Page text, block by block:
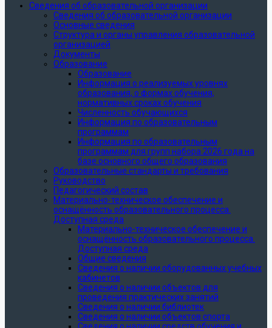
Сведения об образовательной организации
Сведения об образовательной организации
Основные сведения
Структура и органы управления образовательной
организацией
Документы
Образование
Образование
Информация о реализуемых уровнях
образования, о формах обучения,
нормативных сроках обучения
Численность обучающихся
Информация по образовательным
программам
Информация по образовательным
программам для групп набора 2026 года на
базе основного общего образования
Образовательные стандарты и требования
Руководство
Педагогический состав
Материально-техническое обеспечение и
оснащённость образовательного процесса.
Доступная среда
Материально-техническое обеспечение и
оснащённость образовательного процесса.
Доступная среда
Общие сведения
Сведения о наличии оборудованных учебных
кабинетов
Сведения о наличии объектов для
проведения практических занятий
Сведения о наличии библиотек
Сведения о наличии объектов спорта